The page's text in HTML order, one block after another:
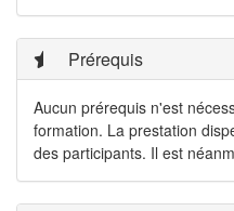
Prérequis
Aucun prérequis n'est
formation. La prestation
des participants. Il est